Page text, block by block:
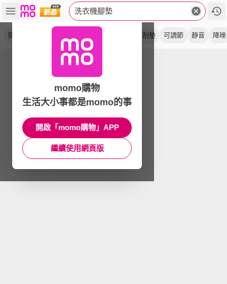
洗衣機腳墊
防潮 防刮墊 可調節 靜音 降噪
momo購物
生活大小事都是momo的事
開啟「momo購物」APP
繼續使用網頁版